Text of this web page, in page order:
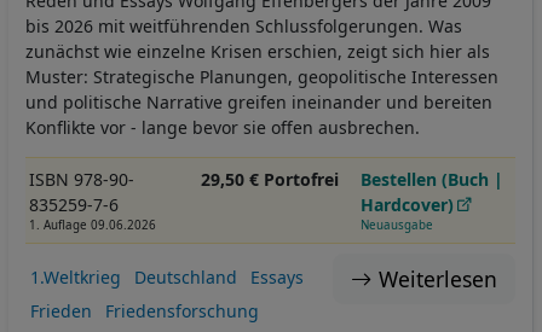
bis 2026 mit weitführenden Schlussfolgerungen. Was
zunächst wie einzelne Krisen erschien, zeigt sich hier als
Muster: Strategische Planungen, geopolitische Interessen
und politische Narrative greifen ineinander und bereiten
Konflikte vor - lange bevor sie offen ausbrechen.
ISBN 978-90-
835259-7-6
1. Auflage 09.06.2026
29,50 € Portofrei
Bestellen (Buch |
Hardcover)
Neuausgabe
Weiterlesen
1.Weltkrieg Deutschland
Essays
Frieden
Friedensforschung